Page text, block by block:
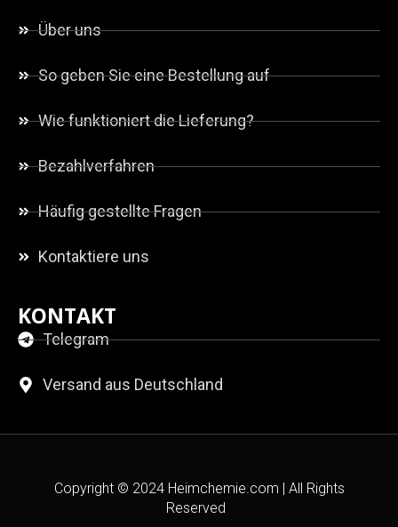
Über uns
So geben Sie eine Bestellung auf
Wie funktioniert die Lieferung?
Bezahlverfahren
Häufig gestellte Fragen
Kontaktiere uns
KONTAKT
Telegram
Versand aus Deutschland
Copyright © 2024 Heimchemie.com | All Rights
Reserved